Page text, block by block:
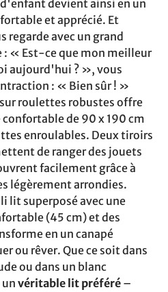
d'enfant devient ainsi en un
et apprécié. Et
regarde avec un grand
: « Est-ce que mon meilleur
aujourd'hui ? », vous
: « Bien sûr ! »
roulettes robustes offre
confortable de 90 x 190 cm
enroulables. Deux tiroirs
de ranger des jouets
facilement grâce à
légèrement arrondies.
lit superposé avec une
(45 cm) et des
en un canapé
ou rêver. Que ce soit dans
ou dans un blanc
véritable lit préféré –